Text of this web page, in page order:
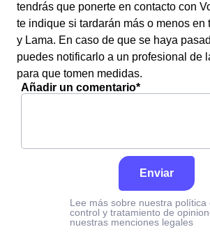
tendrás que ponerte en contacto con
te indique si tardarán más o menos en
y Lama. En caso de que se haya
puedes notificarlo a un profesional de
para que tomen medidas.
Añadir un comentario*
Enviar
Lee más sobre nuestra política
control y tratamiento de
nuestras menciones legales